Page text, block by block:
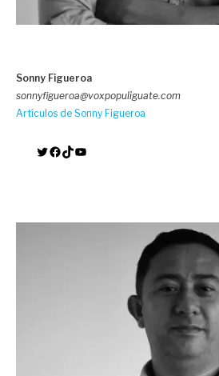
Sonny Figueroa
sonnyfigueroa@voxpopuliguate.com
Artículos de Sonny Figueroa
Twitter Facebook TikTok YouTube